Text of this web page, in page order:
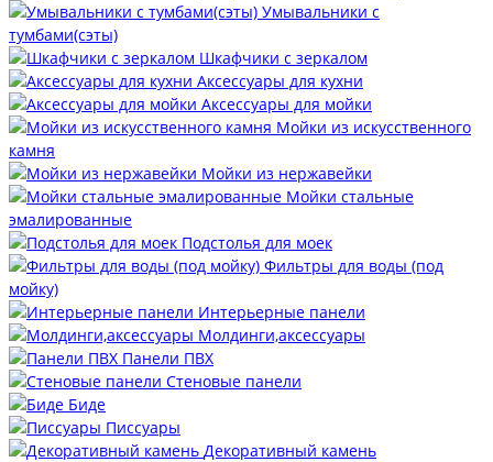
Умывальники с
тумбами(сэты)
Шкафчики с зеркалом
Аксессуары для кухни
Аксессуары для мойки
Мойки из искусственного
камня
Мойки из нержавейки
Мойки стальные
эмалированные
Подстолья для моек
Фильтры для воды (под
мойку)
Интерьерные панели
Молдинги,аксессуары
Панели ПВХ
Стеновые панели
Биде
Писсуары
Декоративный камень